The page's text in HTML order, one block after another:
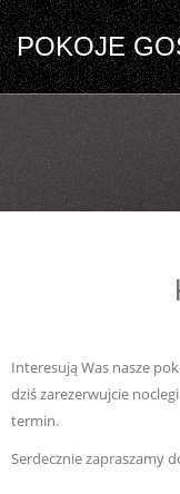
POKOJE
Interesują Was nasze
dziś zarezerwujcie
termin.
Serdecznie zapraszamy